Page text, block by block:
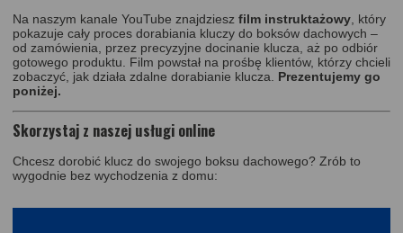
Na naszym kanale YouTube znajdziesz film instruktażowy , który
pokazuje cały proces dorabiania kluczy do boksów dachowych –
od zamówienia, przez precyzyjne docinanie klucza, aż po odbiór
gotowego produktu. Film powstał na prośbę klientów, którzy chcieli
zobaczyć, jak działa zdalne dorabianie klucza. Prezentujemy go
poniżej.
Skorzystaj z naszej usługi online
Chcesz dorobić klucz do swojego boksu dachowego? Zrób to
wygodnie bez wychodzenia z domu: